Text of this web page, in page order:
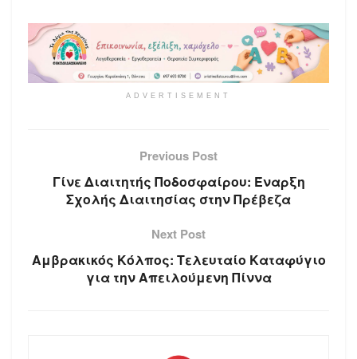
ADVERTISEMENT
Previous Post
Γίνε Διαιτητής Ποδοσφαίρου: Έναρξη
Σχολής Διαιτησίας στην Πρέβεζα
Next Post
Αμβρακικός Κόλπος: Τελευταίο Καταφύγιο
για την Απειλούμενη Πίννα